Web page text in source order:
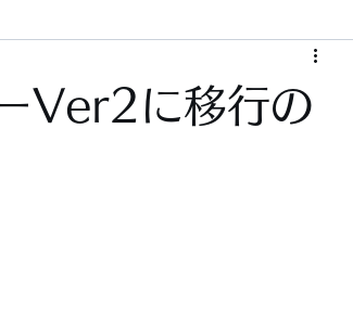
Ver2に移行の